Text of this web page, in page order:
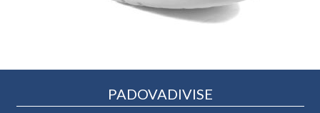
PADOVADIVISE